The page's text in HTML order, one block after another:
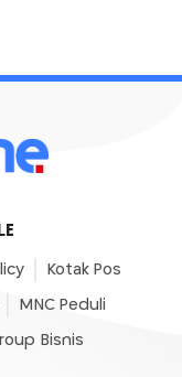
Kotak Pos
MNC Peduli
Bisnis